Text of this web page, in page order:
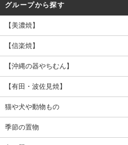
グループから探す
【美濃焼】
【信楽焼】
【沖縄の器やちむん】
【有田・波佐見焼】
猫や犬や動物もの
季節の置物